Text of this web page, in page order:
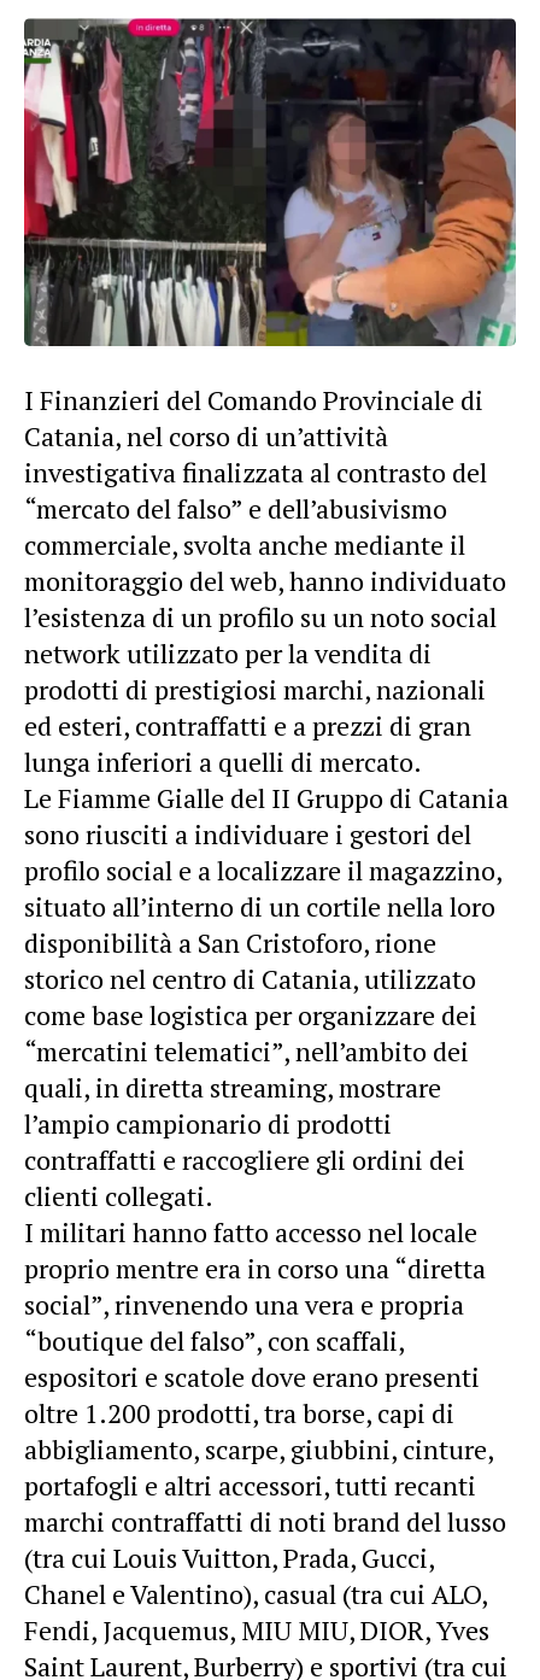
I Finanzieri del Comando Provinciale di
Catania, nel corso di un’attività
investigativa finalizzata al contrasto del
“mercato del falso” e dell’abusivismo
commerciale, svolta anche mediante il
monitoraggio del web, hanno individuato
l’esistenza di un profilo su un noto social
network utilizzato per la vendita di
prodotti di prestigiosi marchi, nazionali
ed esteri, contraffatti e a prezzi di gran
lunga inferiori a quelli di mercato.
Le Fiamme Gialle del II Gruppo di Catania
sono riusciti a individuare i gestori del
profilo social e a localizzare il magazzino,
situato all’interno di un cortile nella loro
disponibilità a San Cristoforo, rione
storico nel centro di Catania, utilizzato
come base logistica per organizzare dei
“mercatini telematici”, nell’ambito dei
quali, in diretta streaming, mostrare
l’ampio campionario di prodotti
contraffatti e raccogliere gli ordini dei
clienti collegati.
I militari hanno fatto accesso nel locale
proprio mentre era in corso una “diretta
social”, rinvenendo una vera e propria
“boutique del falso”, con scaffali,
espositori e scatole dove erano presenti
oltre 1.200 prodotti, tra borse, capi di
abbigliamento, scarpe, giubbini, cinture,
portafogli e altri accessori, tutti recanti
marchi contraffatti di noti brand del lusso
(tra cui Louis Vuitton, Prada, Gucci,
Chanel e Valentino), casual (tra cui ALO,
Fendi, Jacquemus, MIU MIU, DIOR, Yves
Saint Laurent, Burberry) e sportivi (tra cui